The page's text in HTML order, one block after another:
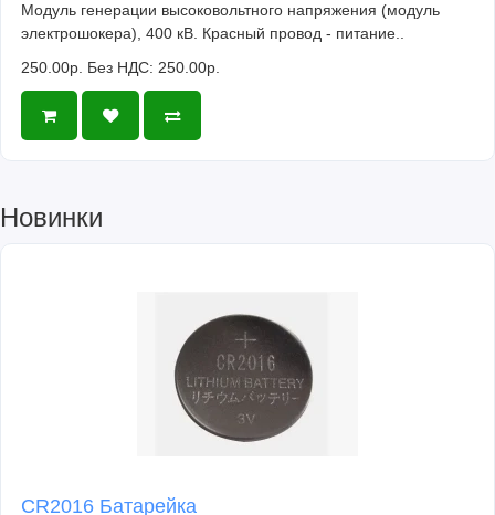
Модуль генерации высоковольтного напряжения (модуль
электрошокера), 400 кВ. Красный провод - питание..
250.00р. Без НДС: 250.00р.
Новинки
CR2016 Батарейка